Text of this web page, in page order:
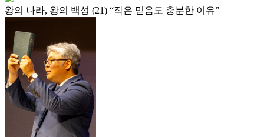
왕의 나라, 왕의 백성 (21) “작은 믿음도 충분한 이유”